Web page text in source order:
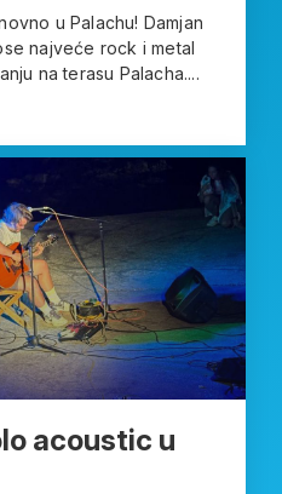
u Palachu! Damjan
najveće rock i metal
na terasu Palacha....
acoustic u